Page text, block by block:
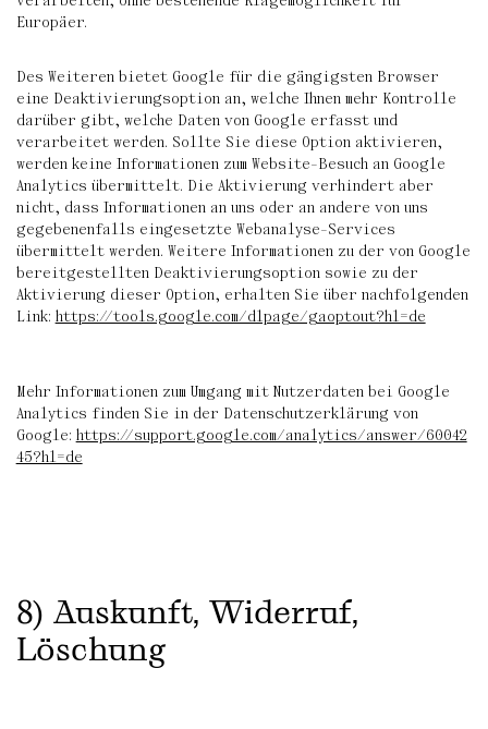
Europäer.
Des Weiteren bietet Google für die gängigsten Browser
eine Deaktivierungsoption an, welche Ihnen mehr Kontrolle
darüber gibt, welche Daten von Google erfasst und
verarbeitet werden. Sollte Sie diese Option aktivieren,
werden keine Informationen zum Website-Besuch an Google
Analytics übermittelt. Die Aktivierung verhindert aber
nicht, dass Informationen an uns oder an andere von uns
gegebenenfalls eingesetzte Webanalyse-Services
übermittelt werden. Weitere Informationen zu der von Google
bereitgestellten Deaktivierungsoption sowie zu der
Aktivierung dieser Option, erhalten Sie über nachfolgenden
Link: https://tools.google.com/dlpage/gaoptout?hl=de
Mehr Informationen zum Umgang mit Nutzerdaten bei Google
Analytics finden Sie in der Datenschutzerklärung von
Google: https://support.google.com/analytics/answer/60042
45?hl=de
8) Auskunft, Widerruf,
Löschung